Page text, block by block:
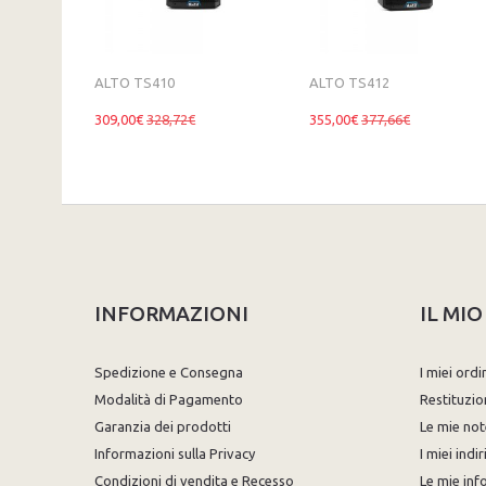
ALTO TS410
309,00€ 328,72€
ALTO TS412
355,00€ 377,66€
INFORMAZIONI
Spedizione e Consegna
Modalità di Pagamento
Garanzia dei prodotti
Informazioni sulla Privacy
Condizioni di vendita e Recesso
IL
I miei
Le mie
I miei
Le mie